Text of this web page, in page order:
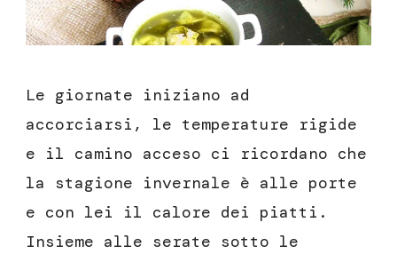
Le giornate iniziano ad
accorciarsi, le temperature rigide
e il camino acceso ci ricordano che
la stagione invernale è alle porte
e con lei il calore dei piatti.
Insieme alle serate sotto le